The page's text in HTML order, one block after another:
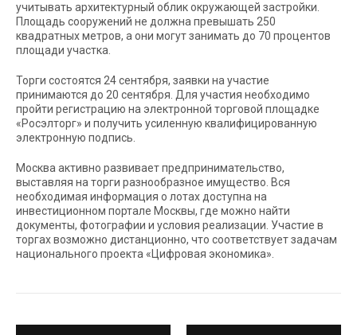
учитывать архитектурный облик окружающей застройки.
Площадь сооружений не должна превышать 250
квадратных метров, а они могут занимать до 70 процентов
площади участка.
Торги состоятся 24 сентября, заявки на участие
принимаются до 20 сентября. Для участия необходимо
пройти регистрацию на электронной торговой площадке
«Росэлторг» и получить усиленную квалифицированную
электронную подпись.
Москва активно развивает предпринимательство,
выставляя на торги разнообразное имущество. Вся
необходимая информация о лотах доступна на
инвестиционном портале Москвы, где можно найти
документы, фотографии и условия реализации. Участие в
торгах возможно дистанционно, что соответствует задачам
национального проекта «Цифровая экономика».